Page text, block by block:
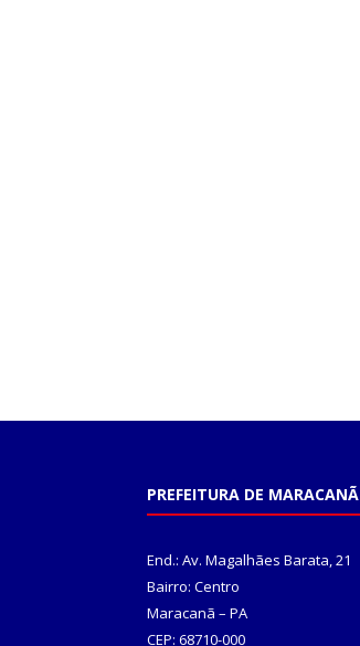
PREFEITURA DE MARACANÃ
End.: Av. Magalhães Barata, 21
Bairro: Centro
Maracanã – PA
CEP: 68710-000